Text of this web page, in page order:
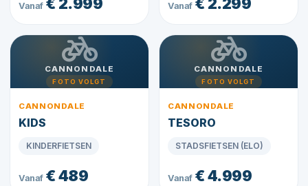
Vanaf€ 2.999 Vanaf€ 2.299
CANNONDALE
FOTO VOLGT
CANNONDALE
KIDS
KINDERFIETSEN
Vanaf€ 489
CANNONDALE
FOTO VOLGT
CANNONDALE
TESORO
STADSFIETSEN (ELO)
Vanaf€ 4.999